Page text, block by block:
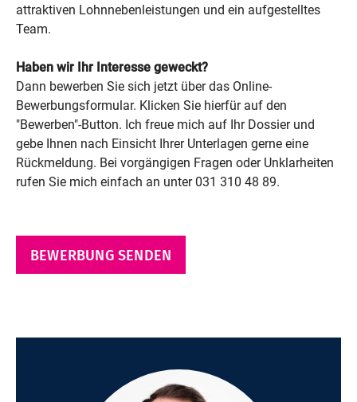
attraktiven Lohnnebenleistungen und ein aufgestelltes
Team.
Haben wir Ihr Interesse geweckt?
Dann bewerben Sie sich jetzt über das Online-
Bewerbungsformular. Klicken Sie hierfür auf den
"Bewerben"-Button. Ich freue mich auf Ihr Dossier und
gebe Ihnen nach Einsicht Ihrer Unterlagen gerne eine
Rückmeldung. Bei vorgängigen Fragen oder Unklarheiten
rufen Sie mich einfach an unter 031 310 48 89.
BEWERBUNG SENDEN